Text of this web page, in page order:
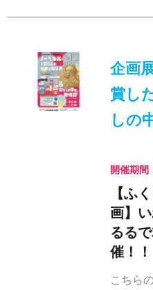
企画
賞し
しの
【ふ
画】
るる
催！！
こちら